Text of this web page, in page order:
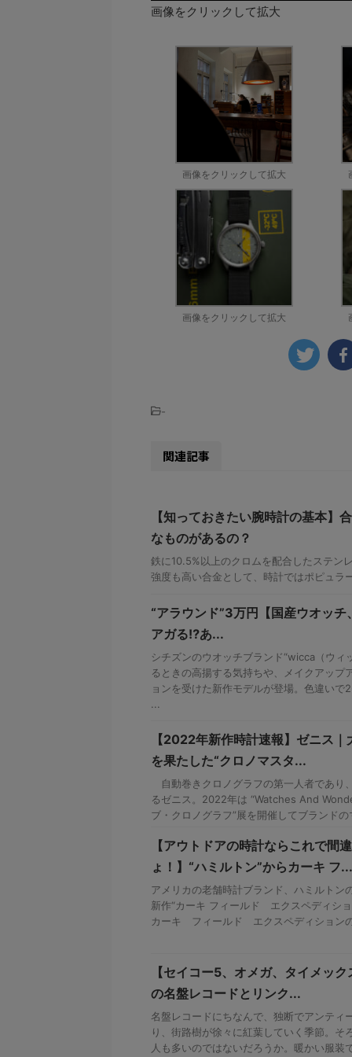
画像をクリックして拡大
画像をクリックして拡大
画像をクリックして拡大
-
関連記事
【知っておきたい腕時計の基本】
なものがあるの？
鉄に10.5%以上のクロムを配合したステン
強度も高い合金として、時計ではポピュラ
“アラウンド”3万円【国産ウオッ
アガる⁉あ...
シチズンのウオッチブランド“wicca（ウィ
るときの高揚する気持ちや、メイクアップ
ョンを受けた新作モデルが登場。色違いで
...
【2022年新作時計速報】ゼニス
を果たした“クロノマスタ...
自動巻きクロノグラフの第一人者であり
るゼニス。2022年は “Watches And
ブ・クロノグラフ”展を開催してブランドの
【アウトドアの時計ならこれで間
ょ！】“ハミルトン”からカーキ フ...
アメリカの老舗時計ブランド、ハミルトン
新作“カーキ フィールド エクスペディショ
カーキ フィールド エクスペディション
【セイコー5、オメガ、タイメッ
の名盤レコードとリンク...
名盤レコードにちなんで、独断でアンテ
り、街路樹が徐々に紅葉していく季節。そ
人も多いのではないだろうか。暖かい服装